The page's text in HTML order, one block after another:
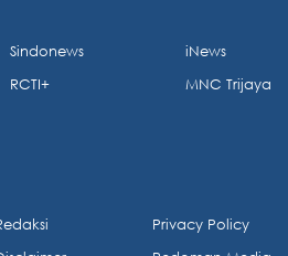
Sindonews
RCTI+
iNews
MNC Trijaya
Privacy Policy